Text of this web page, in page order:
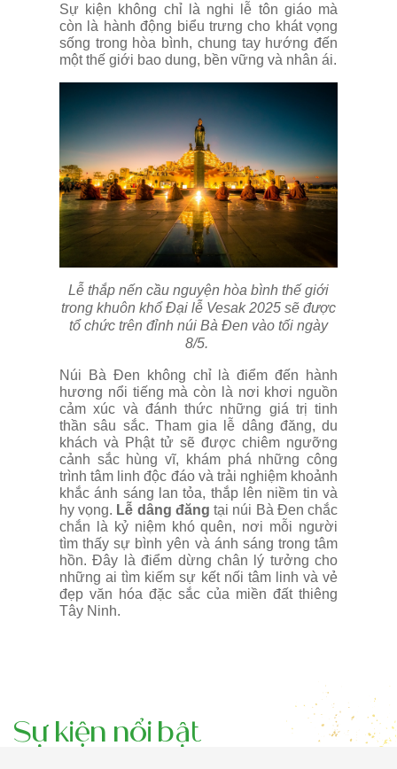
Sự kiện không chỉ là nghi lễ tôn giáo mà
còn là hành động biểu trưng cho khát vọng
sống trong hòa bình, chung tay hướng đến
một thế giới bao dung, bền vững và nhân ái.
Lễ thắp nến cầu nguyện hòa bình thế giới
trong khuôn khổ Đại lễ Vesak 2025 sẽ được
tổ chức trên đỉnh núi Bà Đen vào tối ngày
8/5.
Núi Bà Đen không chỉ là điểm đến hành
hương nổi tiếng mà còn là nơi khơi nguồn
cảm xúc và đánh thức những giá trị tinh
thần sâu sắc. Tham gia lễ dâng đăng, du
khách và Phật tử sẽ được chiêm ngưỡng
cảnh sắc hùng vĩ, khám phá những công
trình tâm linh độc đáo và trải nghiệm khoảnh
khắc ánh sáng lan tỏa, thắp lên niềm tin và
hy vọng. Lễ dâng đăngtại núi Bà Đen chắc
chắn là kỷ niệm khó quên, nơi mỗi người
tìm thấy sự bình yên và ánh sáng trong tâm
hồn. Đây là điểm dừng chân lý tưởng cho
những ai tìm kiếm sự kết nối tâm linh và vẻ
đẹp văn hóa đặc sắc của miền đất thiêng
Tây Ninh.
Sự kiện nổi bật